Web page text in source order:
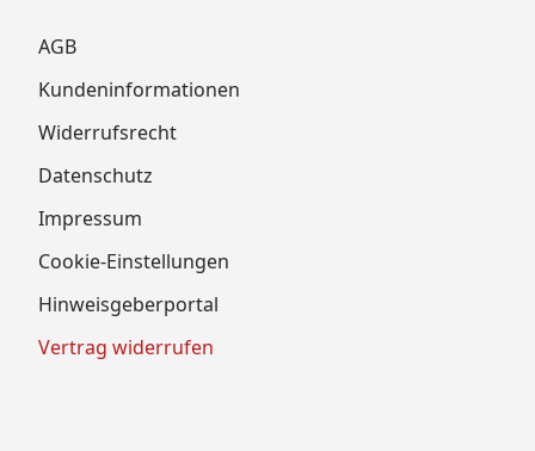
AGB
Kundeninformationen
Widerrufsrecht
Datenschutz
Impressum
Cookie-Einstellungen
Hinweisgeberportal
Vertrag widerrufen